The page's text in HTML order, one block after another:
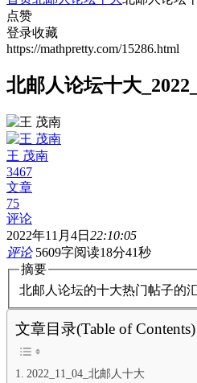
点赞
登录收藏
https://mathpretty.com/15286.html
北邮人论坛十大
王 茂南
3467
文章
75
评论
2022年11月4日 22:10:05
评论 5609字阅读18分41秒
摘要
北邮人论坛的十大热门帖子的
文章目录(Table of Contents)
2022_11_04_北邮人十大